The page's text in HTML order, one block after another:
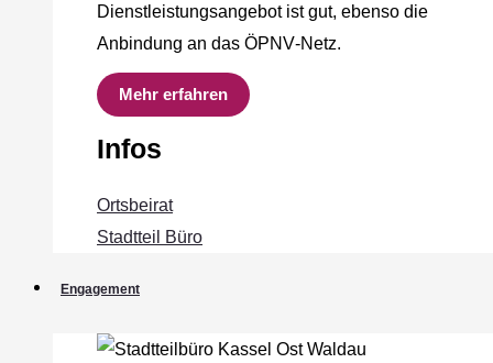
Dienstleistungsangebot ist gut, ebenso die
Anbindung an das ÖPNV‐Netz.
Mehr erfahren
Infos
Ortsbeirat
Stadtteil Büro
Engagement